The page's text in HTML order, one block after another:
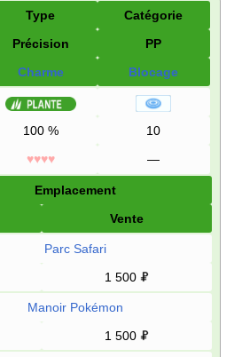
Type
Catégorie
Précision
PP
Charme Blocage
100 %
10
♥♥♥♥
—
Emplacement
Vente
Parc Safari
1 500
Manoir Pokémon
1 500